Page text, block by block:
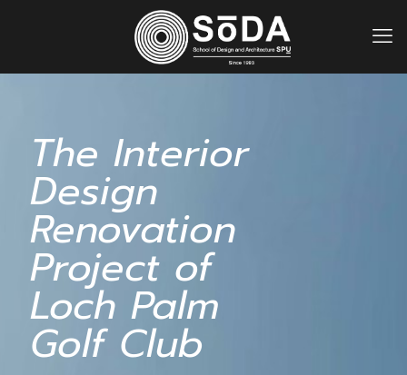
The Interior
Design
Renovation
Project of
Loch Palm
Golf Club